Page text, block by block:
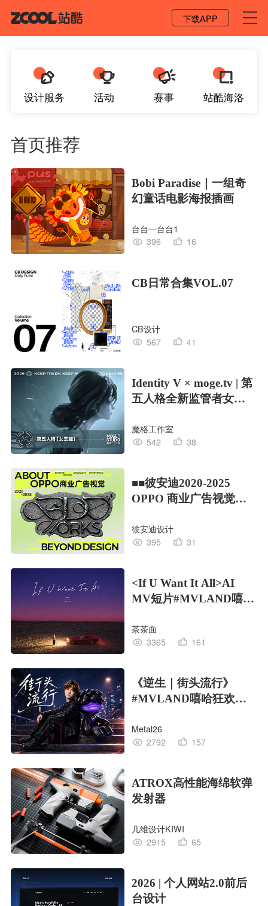
下载APP
设计服务 活动 赛事 站酷海洛
首页推荐
Bobi Paradise｜一组奇
幻童话电影海报插画
台台一台台1
396
16
CB日常合集VOL.07
CB设计
567
41
Identity V × moge.tv | 第
五人格全新监管者女王
魔格工作室
542
38
■■彼安迪2020-2025
OPPO 商业广告视觉合
彼安迪设计
395
31
<If U Want It All>AI
MV短片#MVLAND嘻哈
茶茶面
3365
161
《逆生｜街头流行》
#MVLAND嘻哈狂欢派
Metal26
2792
157
ATROX高性能海绵软弹
发射器
几维设计KIWI
2915
65
2026 | 个人网站2.0前后
台设计